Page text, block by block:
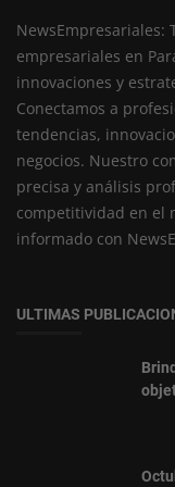
NewsEmpresariales:
empresariales en
innovaciones y
Conectamos a
tendencias,
negocios. Nuestro
precisa y análisis
competitividad en el
informado con
ULTIMAS